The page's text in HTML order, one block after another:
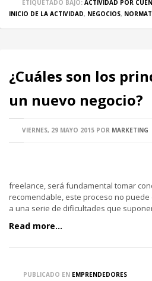
ETIQUETADO BAJO: ACTIVIDAD POR
INICIO DE LA ACTIVIDAD, NEGOCIOS,
¿Cuáles son los
un nuevo negocio?
VIERNES, 29 MAYO 2015 POR MARKETING
freelance, será fundamental tomar
recomendable, este proceso no
a una serie de dificultades que
Read more...
PUBLICADO EN EMPRENDEDORES